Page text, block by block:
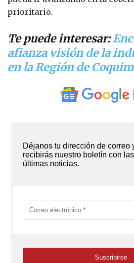
prioritario.
Te puede interesar:
afianza visión de la
en la Región de